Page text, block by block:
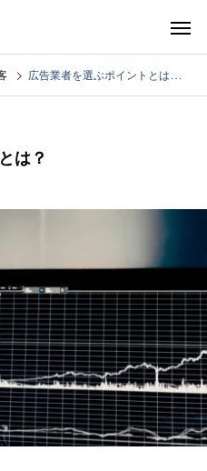
広告業者を選ぶポイントとは？
は？